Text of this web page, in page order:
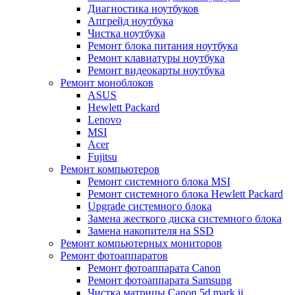
Диагностика ноутбуков
Апгрейд ноутбука
Чистка ноутбука
Ремонт блока питания ноутбука
Ремонт клавиатуры ноутбука
Ремонт видеокарты ноутбука
Ремонт моноблоков
ASUS
Hewlett Packard
Lenovo
MSI
Acer
Fujitsu
Ремонт компьютеров
Ремонт системного блока MSI
Ремонт системного блока Hewlett Packard
Upgrade системного блока
Замена жесткого диска системного блока
Замена накопителя на SSD
Ремонт компьютерных мониторов
Ремонт фотоаппаратов
Ремонт фотоаппарата Canon
Ремонт фотоаппарата Samsung
Чистка матрицы Canon 5d mark ii